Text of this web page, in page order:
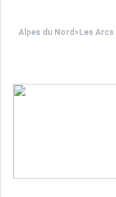
Alpes du Nord > Les Arcs